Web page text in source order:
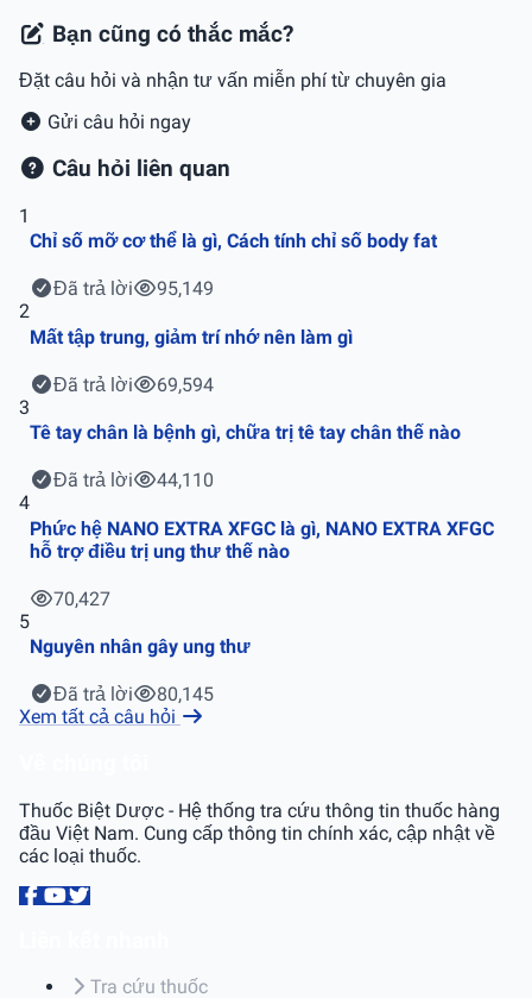
Bạn cũng có thắc mắc?
Đặt câu hỏi và nhận tư vấn miễn phí từ chuyên gia
Gửi câu hỏi ngay
Câu hỏi liên quan
1
Chỉ số mỡ cơ thể là gì, Cách tính chỉ số body fat
Đã trả lời
95,149
2
Mất tập trung, giảm trí nhớ nên làm gì
Đã trả lời
69,594
3
Tê tay chân là bệnh gì, chữa trị tê tay chân thế nào
Đã trả lời
44,110
4
Phức hệ NANO EXTRA XFGC là gì, NANO EXTRA XFGC
hỗ trợ điều trị ung thư thế nào
70,427
5
Nguyên nhân gây ung thư
Đã trả lời
80,145
Xem tất cả câu hỏi
Thuốc Biệt Dược - Hệ thống tra cứu thông tin thuốc hàng
đầu Việt Nam. Cung cấp thông tin chính xác, cập nhật về
các loại thuốc.
Tra cứu thuốc